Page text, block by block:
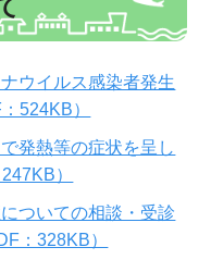
ウイルス感染者発生
524KB）
発熱等の症状を呈し
）
ついての相談・受診
：328KB）